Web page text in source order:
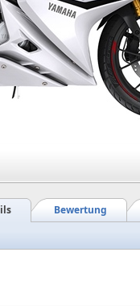
Bewertung